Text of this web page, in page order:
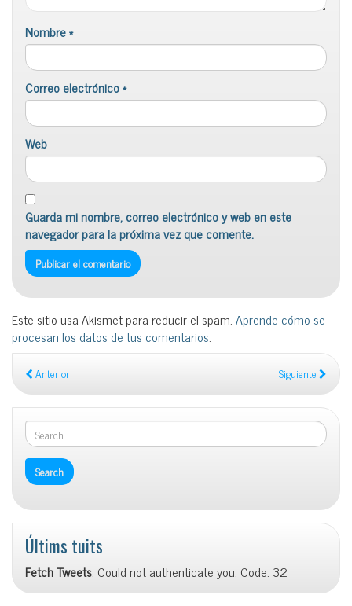
Nombre*
Correo electrónico*
Web
Guarda mi nombre, correo electrónico y web en este
navegador para la próxima vez que comente.
Este sitio usa Akismet para reducir el spam.Aprende cómo se
procesan los datos de tus comentarios.
Anterior Siguiente
Últims tuits
Fetch Tweets: Could not authenticate you. Code: 32